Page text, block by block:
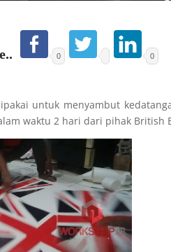
0 0
untuk menyambut
waktu 2 hari dari pihak British